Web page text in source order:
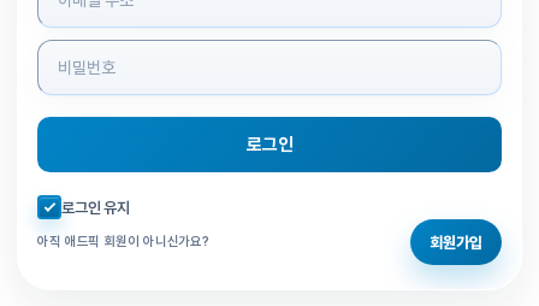
로그인
자동로그인 체크
로그인 유지
아직 애드픽 회원이 아니신가요? 회원가입